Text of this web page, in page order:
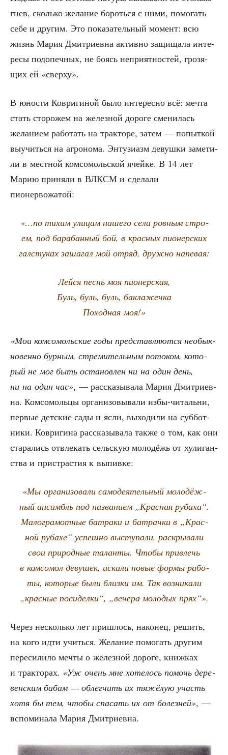
гнев, сколь­ко жела­ние бороть­ся с ними, помо­гать
себе и дру­гим. Это пока­за­тель­ный момент: всю
жизнь Мария Дмит­ри­ев­на актив­но защи­ща­ла инте­
ре­сы под­опеч­ных, не боясь непри­ят­но­стей, гро­зя­
щих ей «свер­ху».
В юно­сти Коври­ги­ной было инте­рес­но всё: меч­та
стать сто­ро­жем на желез­ной доро­ге сме­ни­лась
жела­ни­ем рабо­тать на трак­то­ре, затем — попыт­кой
выучить­ся на агро­но­ма. Энту­зи­азм девуш­ки заме­ти­
ли в мест­ной ком­со­моль­ской ячей­ке. В 14 лет
Марию при­ня­ли в ВЛКСМ и сде­ла­ли
пионервожатой:
«…по тихим ули­цам наше­го села ров­ным стро­
ем, под бара­бан­ный бой, в крас­ных пио­нер­ских
гал­сту­ках заша­гал мой отряд, друж­но напевая:
Лей­ся песнь моя пионерская,
Буль, буль, буль, баклажечка
Поход­ная моя!»
«Мои ком­со­моль­ские годы пред­став­ля­ют­ся необык­
но­вен­но бур­ным, стре­ми­тель­ным пото­ком, кото­
рый не мог быть оста­нов­лен ни на один день,
ни на один час», — рас­ска­зы­ва­ла Мария Дмит­ри­ев­
на. Ком­со­моль­цы орга­ни­зо­вы­ва­ли избы-читаль­ни,
пер­вые дет­ские сады и ясли, выхо­ди­ли на суб­бот­
ни­ки. Коври­ги­на рас­ска­зы­ва­ла так­же о том, как они
ста­ра­лись отвле­кать сель­скую моло­дёжь от хули­ган­
ства и при­стра­стия к выпивке:
«Мы орга­ни­зо­ва­ли само­де­я­тель­ный моло­дёж­
ный ансамбль под назва­ни­ем „Крас­ная руба­ха“.
Мало­гра­мот­ные батра­ки и батрач­ки в „Крас­
ной руба­хе“ успеш­но высту­па­ли, рас­кры­ва­ли
свои при­род­ные талан­ты. Что­бы при­влечь
в ком­со­мол деву­шек, иска­ли новые фор­мы рабо­
ты, кото­рые были близ­ки им. Так воз­ни­ка­ли
„крас­ные поси­дел­ки“, „вече­ра моло­дых прях“».
Через несколь­ко лет при­шлось, нако­нец, решить,
на кого идти учить­ся. Жела­ние помо­гать дру­гим
пере­си­ли­ло меч­ты о желез­ной доро­ге, книж­ках
и трак­то­рах. «Уж очень мне хоте­лось помочь дере­
вен­ским бабам — облег­чить их тяжё­лую участь
хотя бы тем, что­бы спа­сать их от болез­ней», —
вспо­ми­на­ла Мария Дмитриевна.